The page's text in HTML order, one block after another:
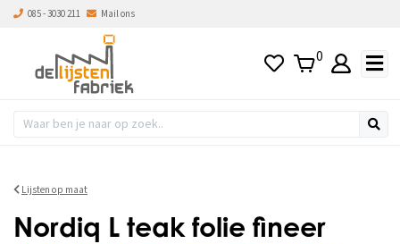
085 - 3030 211 Mail ons
0
Lijsten op maat
Nordiq L teak folie fineer